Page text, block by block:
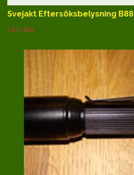
Svejakt Eftersöksbelysning B88
Slutsåld